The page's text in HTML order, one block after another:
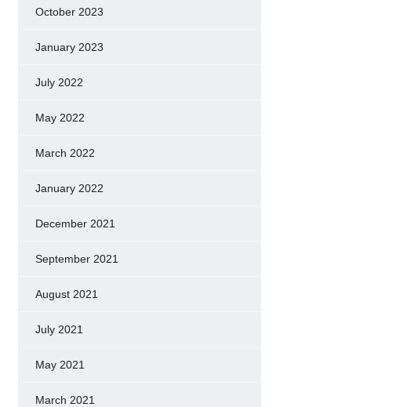
October 2023
January 2023
July 2022
May 2022
March 2022
January 2022
December 2021
September 2021
August 2021
July 2021
May 2021
March 2021